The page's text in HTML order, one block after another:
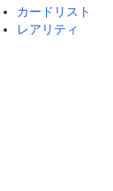
カードリスト
レアリティ